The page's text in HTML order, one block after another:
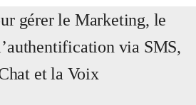
gérer le Marketing, le
via SMS,
et la Voix